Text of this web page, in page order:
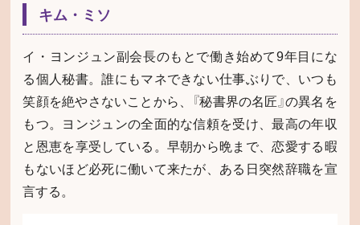
キム・ミソ
イ・ヨンジュン副会長のもとで働き始めて9年目にな
る個人秘書。誰にもマネできない仕事ぶりで、いつも
笑顔を絶やさないことから、『秘書界の名匠』の異名を
もつ。ヨンジュンの全面的な信頼を受け、最高の年収
と恩恵を享受している。早朝から晩まで、恋愛する暇
もないほど必死に働いて来たが、ある日突然辞職を宣
言する。